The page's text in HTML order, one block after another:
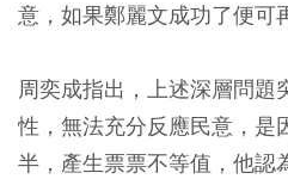
意，如果鄭麗文成功了便可
周奕成指出，上述深層問題
性，無法充分反應民意，
半，產生票票不等值，他認